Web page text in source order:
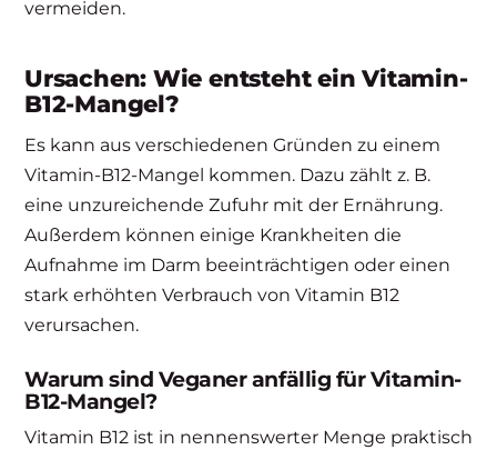
vermeiden.
Ursachen: Wie entsteht ein Vitamin-
B12-Mangel?
Es kann aus verschiedenen Gründen zu einem
Vitamin-B12-Mangel kommen. Dazu zählt z. B.
eine unzureichende Zufuhr mit der Ernährung.
Außerdem können einige Krankheiten die
Aufnahme im Darm beeinträchtigen oder einen
stark erhöhten Verbrauch von Vitamin B12
verursachen.
Warum sind Veganer anfällig für Vitamin-
B12-Mangel?
Vitamin B12 ist in nennenswerter Menge praktisch